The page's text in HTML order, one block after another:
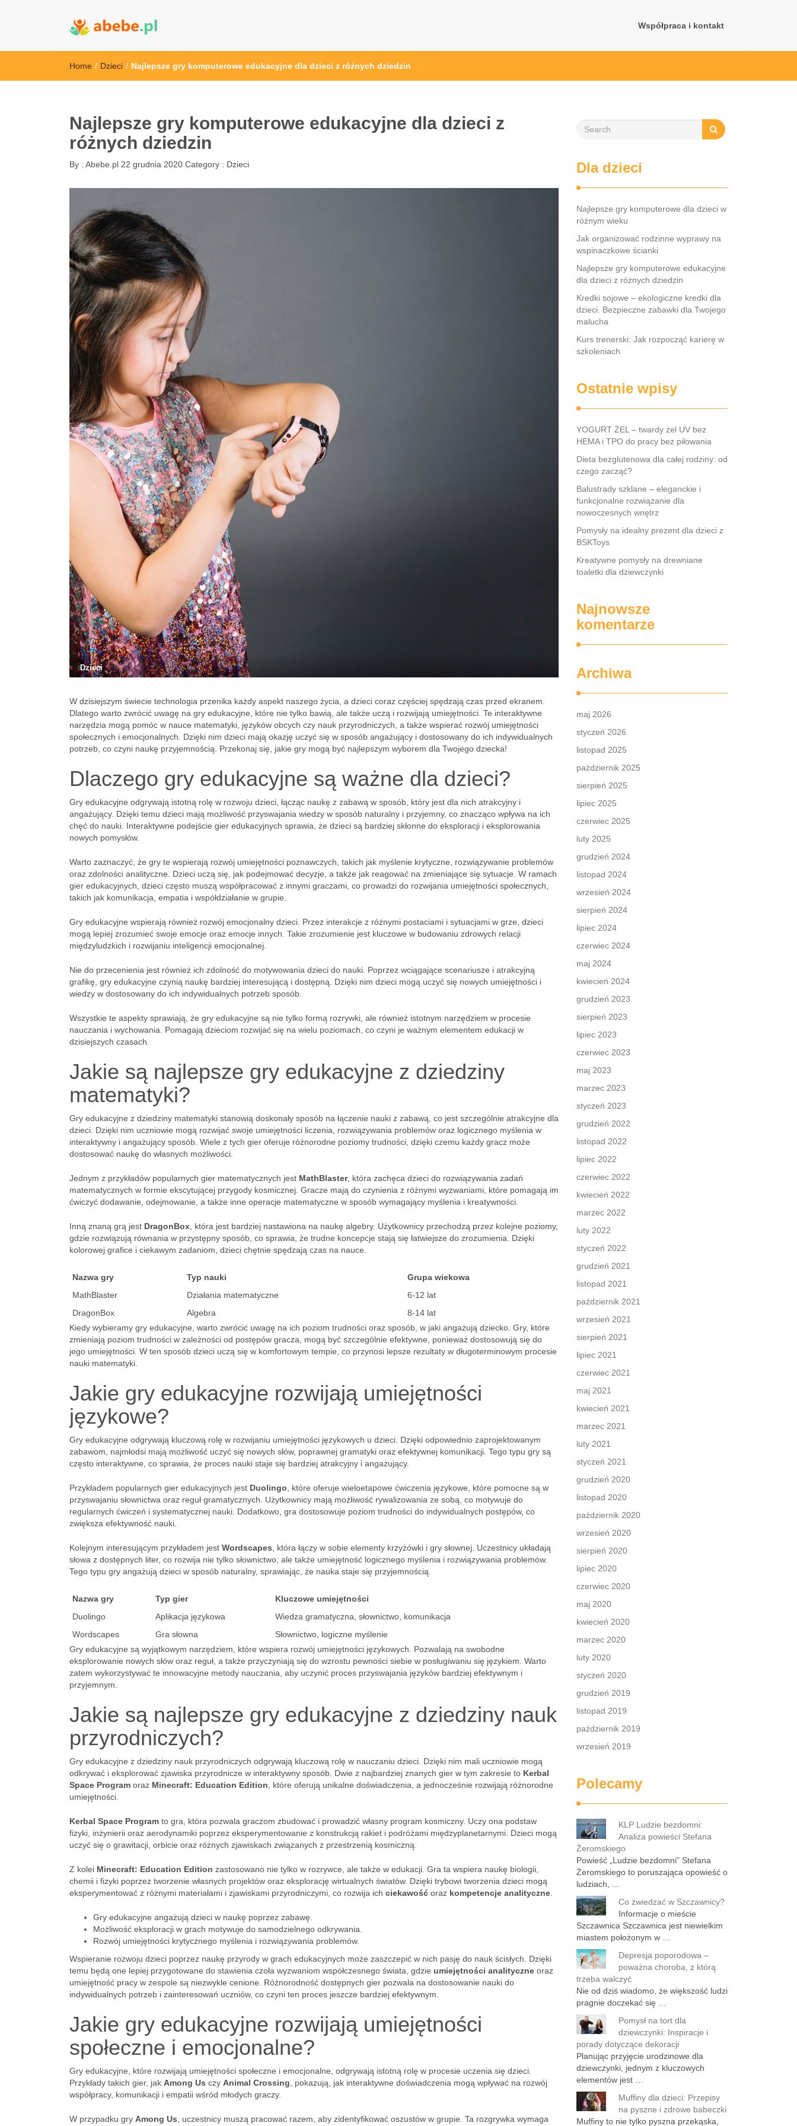
Wszystko dla dzieci - Polska
Współpraca i kontakt
Home / Dzieci / Najlepsze gry komputerowe edukacyjne dla dzieci z różnych dziedzin
Najlepsze gry komputerowe edukacyjne dla dzieci z
różnych dziedzin
By : Abebe.pl 22 grudnia 2020 Category : Dzieci
Dzieci
W dzisiejszym świecie technologia przenika każdy aspekt naszego życia, a dzieci coraz częściej spędzają czas przed ekranem.
Dlatego warto zwrócić uwagę na gry edukacyjne, które nie tylko bawią, ale także uczą i rozwijają umiejętności. Te interaktywne
narzędzia mogą pomóc w nauce matematyki, języków obcych czy nauk przyrodniczych, a także wspierać rozwój umiejętności
społecznych i emocjonalnych. Dzięki nim dzieci mają okazję uczyć się w sposób angażujący i dostosowany do ich indywidualnych
potrzeb, co czyni naukę przyjemnością. Przekonaj się, jakie gry mogą być najlepszym wyborem dla Twojego dziecka!
Dlaczego gry edukacyjne są ważne dla dzieci?
Gry edukacyjne odgrywają istotną rolę w rozwoju dzieci, łącząc naukę z zabawą w sposób, który jest dla nich atrakcyjny i
angażujący. Dzięki temu dzieci mają możliwość przyswajania wiedzy w sposób naturalny i przyjemny, co znacząco wpływa na ich
chęć do nauki. Interaktywne podejście gier edukacyjnych sprawia, że dzieci są bardziej skłonne do eksploracji i eksplorowania
nowych pomysłów.
Warto zaznaczyć, że gry te wspierają rozwój umiejętności poznawczych, takich jak myślenie krytyczne, rozwiązywanie problemów
oraz zdolności analityczne. Dzieci uczą się, jak podejmować decyzje, a także jak reagować na zmieniające się sytuacje. W ramach
gier edukacyjnych, dzieci często muszą współpracować z innymi graczami, co prowadzi do rozwijania umiejętności społecznych,
takich jak komunikacja, empatia i współdziałanie w grupie.
Gry edukacyjne wspierają również rozwój emocjonalny dzieci. Przez interakcje z różnymi postaciami i sytuacjami w grze, dzieci
mogą lepiej zrozumieć swoje emocje oraz emocje innych. Takie zrozumienie jest kluczowe w budowaniu zdrowych relacji
międzyludzkich i rozwijaniu inteligencji emocjonalnej.
Nie do przecenienia jest również ich zdolność do motywowania dzieci do nauki. Poprzez wciągające scenariusze i atrakcyjną
grafikę, gry edukacyjne czynią naukę bardziej interesującą i dostępną. Dzięki nim dzieci mogą uczyć się nowych umiejętności i
wiedzy w dostosowany do ich indywidualnych potrzeb sposób.
Wszystkie te aspekty sprawiają, że gry edukacyjne są nie tylko formą rozrywki, ale również istotnym narzędziem w procesie
nauczania i wychowania. Pomagają dzieciom rozwijać się na wielu poziomach, co czyni je ważnym elementem edukacji w
dzisiejszych czasach.
Jakie są najlepsze gry edukacyjne z dziedziny
matematyki?
Gry edukacyjne z dziedziny matematyki stanowią doskonały sposób na łączenie nauki z zabawą, co jest szczególnie atrakcyjne dla
dzieci. Dzięki nim uczniowie mogą rozwijać swoje umiejętności liczenia, rozwiązywania problemów oraz logicznego myślenia w
interaktywny i angażujący sposób. Wiele z tych gier oferuje różnorodne poziomy trudności, dzięki czemu każdy gracz może
dostosować naukę do własnych możliwości.
Jednym z przykładów popularnych gier matematycznych jest MathBlaster, która zachęca dzieci do rozwiązywania zadań
matematycznych w formie ekscytującej przygody kosmicznej. Gracze mają do czynienia z różnymi wyzwaniami, które pomagają im
ćwiczyć dodawanie, odejmowanie, a także inne operacje matematyczne w sposób wymagający myślenia i kreatywności.
Inną znaną grą jest DragonBox , która jest bardziej nastawiona na naukę algebry. Użytkownicy przechodzą przez kolejne poziomy,
gdzie rozwiązują równania w przystępny sposób, co sprawia, że trudne koncepcje stają się łatwiejsze do zrozumienia. Dzięki
kolorowej grafice i ciekawym zadaniom, dzieci chętnie spędzają czas na nauce.
Nazwa gry Typ nauki
Grupa wiekowa
MathBlaster
Działania matematyczne
6-12 lat
DragonBox
Algebra
8-14 lat
Kiedy wybieramy gry edukacyjne, warto zwrócić uwagę na ich poziom trudności oraz sposób, w jaki angażują dziecko. Gry, które
zmieniają poziom trudności w zależności od postępów gracza, mogą być szczególnie efektywne, ponieważ dostosowują się do
jego umiejętności. W ten sposób dzieci uczą się w komfortowym tempie, co przynosi lepsze rezultaty w długoterminowym procesie
nauki matematyki.
Jakie gry edukacyjne rozwijają umiejętności
językowe?
Gry edukacyjne odgrywają kluczową rolę w rozwijaniu umiejętności językowych u dzieci. Dzięki odpowiednio zaprojektowanym
zabawom, najmłodsi mają możliwość uczyć się nowych słów, poprawnej gramatyki oraz efektywnej komunikacji. Tego typu gry są
często interaktywne, co sprawia, że proces nauki staje się bardziej atrakcyjny i angażujący.
Przykładem popularnych gier edukacyjnych jest Duolingo , które oferuje wieloetapowe ćwiczenia językowe, które pomocne są w
przyswajaniu słownictwa oraz reguł gramatycznych. Użytkownicy mają możliwość rywalizowania ze sobą, co motywuje do
regularnych ćwiczeń i systematycznej nauki. Dodatkowo, gra dostosowuje poziom trudności do indywidualnych postępów, co
zwiększa efektywność nauki.
Kolejnym interesującym przykładem jest Wordscapes , która łączy w sobie elementy krzyżówki i gry słownej. Uczestnicy układają
słowa z dostępnych liter, co rozwija nie tylko słownictwo, ale także umiejętność logicznego myślenia i rozwiązywania problemów.
Tego typu gry angażują dzieci w sposób naturalny, sprawiając, że nauka staje się przyjemnością.
Nazwa gry Typ gier
Kluczowe umiejętności
Duolingo
Aplikacja językowa
Wiedza gramatyczna, słownictwo, komunikacja
Wordscapes
Gra słowna
Słownictwo, logiczne myślenie
Gry edukacyjne są wyjątkowym narzędziem, które wspiera rozwój umiejętności językowych. Pozwalają na swobodne
eksplorowanie nowych słów oraz reguł, a także przyczyniają się do wzrostu pewności siebie w posługiwaniu się językiem. Warto
zatem wykorzystywać te innowacyjne metody nauczania, aby uczynić proces przyswajania języków bardziej efektywnym i
przyjemnym.
Jakie są najlepsze gry edukacyjne z dziedziny nauk
przyrodniczych?
Gry edukacyjne z dziedziny nauk przyrodniczych odgrywają kluczową rolę w nauczaniu dzieci. Dzięki nim mali uczniowie mogą
odkrywać i eksplorować zjawiska przyrodnicze w interaktywny sposób. Dwie z najbardziej znanych gier w tym zakresie to Kerbal
Space Program oraz Minecraft: Education Edition , które oferują unikalne doświadczenia, a jednocześnie rozwijają różnorodne
umiejętności.
Kerbal Space Program to gra, która pozwala graczom zbudować i prowadzić własny program kosmiczny. Uczy ona podstaw
fizyki, inżynierii oraz aerodynamiki poprzez eksperymentowanie z konstrukcją rakiet i podróżami międzyplanetarnymi. Dzieci mogą
uczyć się o grawitacji, orbicie oraz różnych zjawiskach związanych z przestrzenią kosmiczną.
Z kolei Minecraft: Education Edition zastosowano nie tylko w rozrywce, ale także w edukacji. Gra ta wspiera naukę biologii,
chemii i fizyki poprzez tworzenie własnych projektów oraz eksplorację wirtualnych światów. Dzięki trybowi tworzenia dzieci mogą
eksperymentować z różnymi materiałami i zjawiskami przyrodniczymi, co rozwija ich ciekawość oraz kompetencje analityczne
Gry edukacyjne angażują dzieci w naukę poprzez zabawę.
Możliwość eksploracji w grach motywuje do samodzielnego odkrywania.
Rozwój umiejętności krytycznego myślenia i rozwiązywania problemów.
Wspieranie rozwoju dzieci poprzez naukę przyrody w grach edukacyjnych może zaszczepić w nich pasję do nauk ścisłych. Dzięki
temu będą one lepiej przygotowane do stawienia czoła wyzwaniom współczesnego świata, gdzie umiejętności analityczne oraz
umiejętność pracy w zespole są niezwykle cenione. Różnorodność dostępnych gier pozwala na dostosowanie nauki do
indywidualnych potrzeb i zainteresowań uczniów, co czyni ten proces jeszcze bardziej efektywnym.
Jakie gry edukacyjne rozwijają umiejętności
społeczne i emocjonalne?
Gry edukacyjne, które rozwijają umiejętności społeczne i emocjonalne, odgrywają istotną rolę w procesie uczenia się dzieci.
Przykłady takich gier, jak Among Us czy Animal Crossing , pokazują, jak interaktywne doświadczenia mogą wpływać na rozwój
współpracy, komunikacji i empatii wśród młodych graczy.
W przypadku gry Among Us , uczestnicy muszą pracować razem, aby zidentyfikować oszustów w grupie. Ta rozgrywka wymaga
Dla dzieci
Najlepsze gry komputerowe dla dzieci w
różnym wieku
Jak organizować rodzinne wyprawy na
wspinaczkowe ścianki
Najlepsze gry komputerowe edukacyjne
dla dzieci z różnych dziedzin
Kredki sojowe – ekologiczne kredki dla
dzieci. Bezpieczne zabawki dla Twojego
malucha
Kurs trenerski: Jak rozpocząć karierę w
szkoleniach
Ostatnie wpisy
YOGURT ŻEL – twardy żel UV bez
HEMA i TPO do pracy bez piłowania
Dieta bezglutenowa dla całej rodziny: od
czego zacząć?
Balustrady szklane – eleganckie i
funkcjonalne rozwiązanie dla
nowoczesnych wnętrz
Pomysły na idealny prezent dla dzieci z
BSKToys
Kreatywne pomysły na drewniane
toaletki dla dziewczynki
Najnowsze
komentarze
Archiwa
maj 2026
styczeń 2026
listopad 2025
październik 2025
sierpień 2025
lipiec 2025
czerwiec 2025
luty 2025
grudzień 2024
listopad 2024
wrzesień 2024
sierpień 2024
lipiec 2024
czerwiec 2024
maj 2024
kwiecień 2024
grudzień 2023
sierpień 2023
lipiec 2023
czerwiec 2023
maj 2023
marzec 2023
styczeń 2023
grudzień 2022
listopad 2022
lipiec 2022
czerwiec 2022
kwiecień 2022
marzec 2022
luty 2022
styczeń 2022
grudzień 2021
listopad 2021
październik 2021
wrzesień 2021
sierpień 2021
lipiec 2021
czerwiec 2021
maj 2021
kwiecień 2021
marzec 2021
luty 2021
styczeń 2021
grudzień 2020
listopad 2020
październik 2020
wrzesień 2020
sierpień 2020
lipiec 2020
czerwiec 2020
maj 2020
kwiecień 2020
marzec 2020
luty 2020
styczeń 2020
grudzień 2019
listopad 2019
październik 2019
wrzesień 2019
Polecamy
KLP Ludzie bezdomni:
Analiza powieści Stefana
Żeromskiego
Powieść „Ludzie bezdomni” Stefana
Żeromskiego to poruszająca opowieść o
ludziach, …
Co zwiedzać w Szczawnicy?
Informacje o mieście
Szczawnica Szczawnica jest niewielkim
miastem położonym w …
Depresja poporodowa –
poważna choroba, z którą
trzeba walczyć
Nie od dziś wiadomo, że większość ludzi
pragnie doczekać się …
Pomysł na tort dla
dziewczynki: Inspiracje i
porady dotyczące dekoracji
Planując przyjęcie urodzinowe dla
dziewczynki, jednym z kluczowych
elementów jest …
Muffiny dla dzieci: Przepisy
na pyszne i zdrowe babeczki
Muffiny to nie tylko pyszna przekąska,